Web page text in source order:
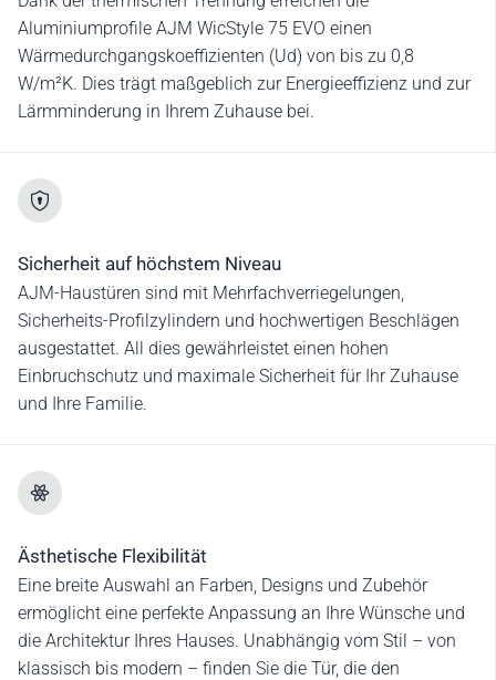
Aluminiumprofile AJM WicStyle 75 EVO einen
Wärmedurchgangskoeffizienten (Ud) von bis zu 0,8
W/m²K. Dies trägt maßgeblich zur Energieeffizienz und zur
Lärmminderung in Ihrem Zuhause bei.
Sicherheit auf höchstem Niveau
AJM-Haustüren sind mit Mehrfachverriegelungen,
Sicherheits-Profilzylindern und hochwertigen Beschlägen
ausgestattet. All dies gewährleistet einen hohen
Einbruchschutz und maximale Sicherheit für Ihr Zuhause
und Ihre Familie.
Ästhetische Flexibilität
Eine breite Auswahl an Farben, Designs und Zubehör
ermöglicht eine perfekte Anpassung an Ihre Wünsche und
die Architektur Ihres Hauses. Unabhängig vom Stil – von
klassisch bis modern – finden Sie die Tür, die den